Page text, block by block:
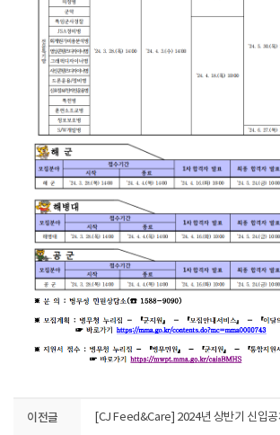
이전글 [CJ Feed&Care] 2024년 상반기 신입공